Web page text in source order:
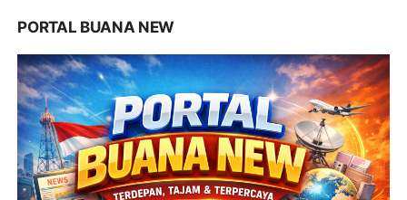
PORTAL BUANA NEW